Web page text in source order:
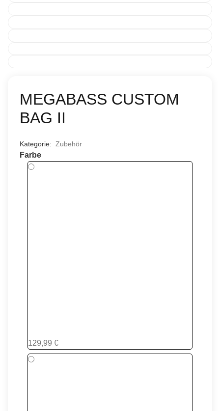
MEGABASS CUSTOM
BAG II
Kategorie: Zubehör
Farbe
BLACK
129,99 €